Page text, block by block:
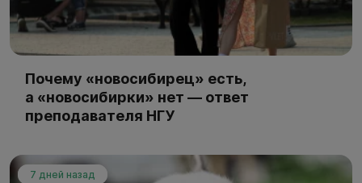
Почему «новосибирец» есть,
а «новосибирки» нет — ответ
преподавателя НГУ
7 дней назад